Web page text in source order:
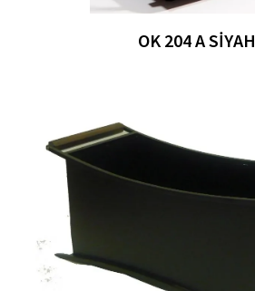
OK 204 A SIYAH